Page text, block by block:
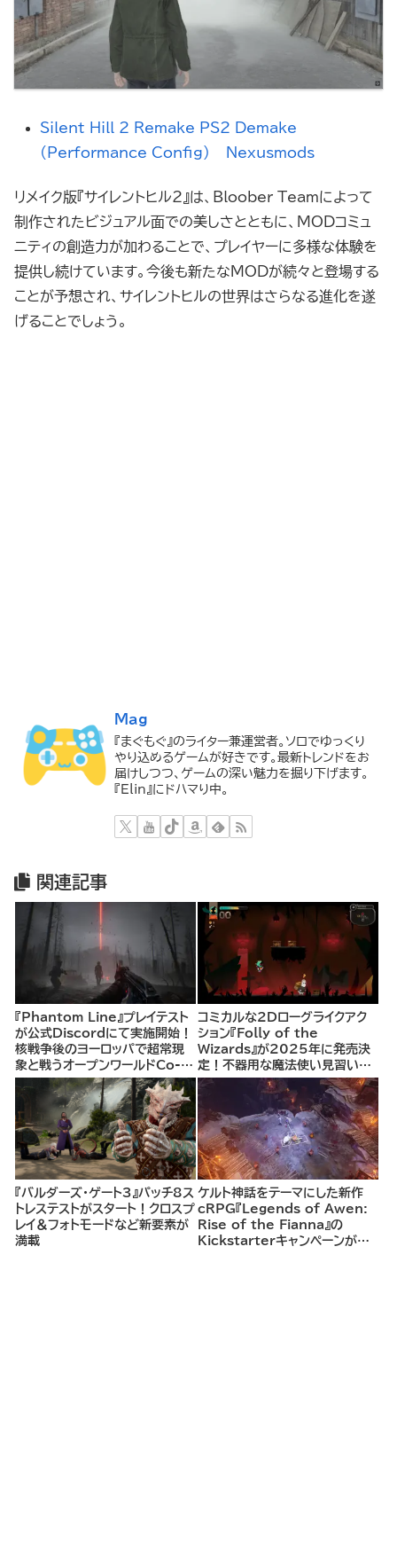
Silent Hill 2 Remake PS2 Demake
(Performance Config) – Nexusmods
リメイク版『サイレントヒル2』は、Bloober Teamによって
制作されたビジュアル面での美しさとともに、MODコミュ
ニティの創造力が加わることで、プレイヤーに多様な体験を
提供し続けています。今後も新たなMODが続々と登場する
ことが予想され、サイレントヒルの世界はさらなる進化を遂
げることでしょう。
Mag
『まぐもぐ』のライター兼運営者。ソロでゆっくり
やり込めるゲームが好きです。最新トレンドをお
届けしつつ、ゲームの深い魅力を掘り下げます。
『Elin』にドハマり中。
関連記事
『Phantom Line』プレイテスト
が公式Discordにて実施開始！
核戦争後のヨーロッパで超常現
象と戦うオープンワールドCo-
opシューター
コミカルな2Dローグライクアク
ション『Folly of the
Wizards』が2025年に発売決
定！不器用な魔法使い見習いと
して、ランダム生成ダンジョンを
探索し、世界を救う冒険へ。
『バルダーズ・ゲート3』パッチ8ス
トレステストがスタート！クロスプ
レイ＆フォトモードなど新要素が
満載
ケルト神話をテーマにした新作
cRPG『Legends of Awen:
Rise of the Fianna』の
Kickstarterキャンペーンがま